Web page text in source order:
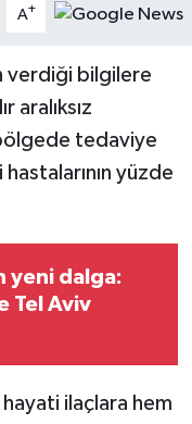
A+
verdiği bilgilere
aralıksız
tedaviye
yüzde
yeni dalga:
Tel Aviv
ilaçlara hem